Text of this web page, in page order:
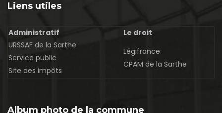
Liens utiles
Administratif
Le droit
URSSAF de la Sarthe
Service public
Site des impôts
Légifrance
CPAM de la Sarthe
Album photo de la commune